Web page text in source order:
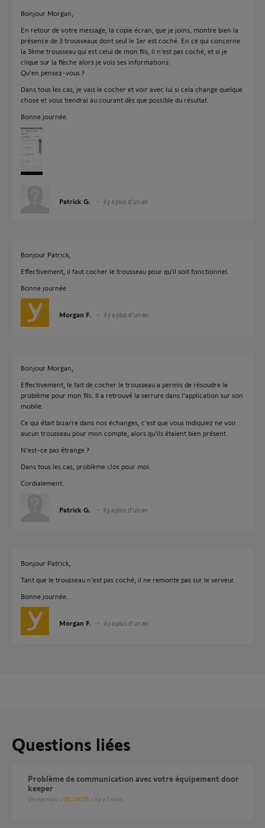
Bonjour Morgan,
En retour de votre message, la copie écran, que je joins, montre bien la
présence de 3 trousseaux dont seul le 1er est coché. En ce qui concerne
la 3ème trousseau qui est celui de mon fils, il n'est pas coché; et si je
clique sur la flèche alors je vois ses informations.
Qu'en pensez-vous ?
Dans tous les cas, je vais le cocher et voir avec lui si cela change quelque
chose et vous tiendrai au courant dès que possible du résultat.
Bonne journée.
Patrick G. il y a plus d'un an
Bonjour Patrick,
Effectivement, il faut cocher le trousseau pour qu'il soit fonctionnel.
Bonne journée.
Morgan F. il y a plus d'un an
Bonjour Morgan,
Effectivement, le fait de cocher le trousseau a permis de résoudre le
problème pour mon fils. Il a retrouvé la serrure dans l'application sur son
mobile.
Ce qui était bizarre dans nos échanges, c'est que vous indiquiez ne voir
aucun trousseau pour mon compte, alors qu'ils étaient bien présent.
N'est-ce pas étrange ?
Dans tous les cas, problème clos pour moi.
Cordialement.
Patrick G. il y a plus d'un an
Bonjour Patrick,
Tant que le trousseau n'est pas coché, il ne remonte pas sur le serveur.
Bonne journée.
Morgan F. il y a plus d'un an
Questions liées
Problème de communication avec votre équipement door
keeper
19 réponses SÉCURITÉ il y a 7 mois